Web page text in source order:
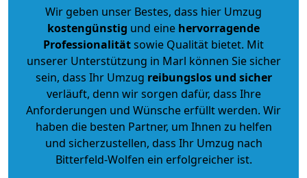
Wir geben unser Bestes, dass hier Umzug
kostengünstig und eine hervorragende
Professionalitätsowie Qualität bietet. Mit
unserer Unterstützung in Marl können Sie sicher
sein, dass Ihr Umzug reibungslos und sicher
verläuft, denn wir sorgen dafür, dass Ihre
Anforderungen und Wünsche erfüllt werden. Wir
haben die besten Partner, um Ihnen zu helfen
und sicherzustellen, dass Ihr Umzug nach
Bitterfeld-Wolfen ein erfolgreicher ist.